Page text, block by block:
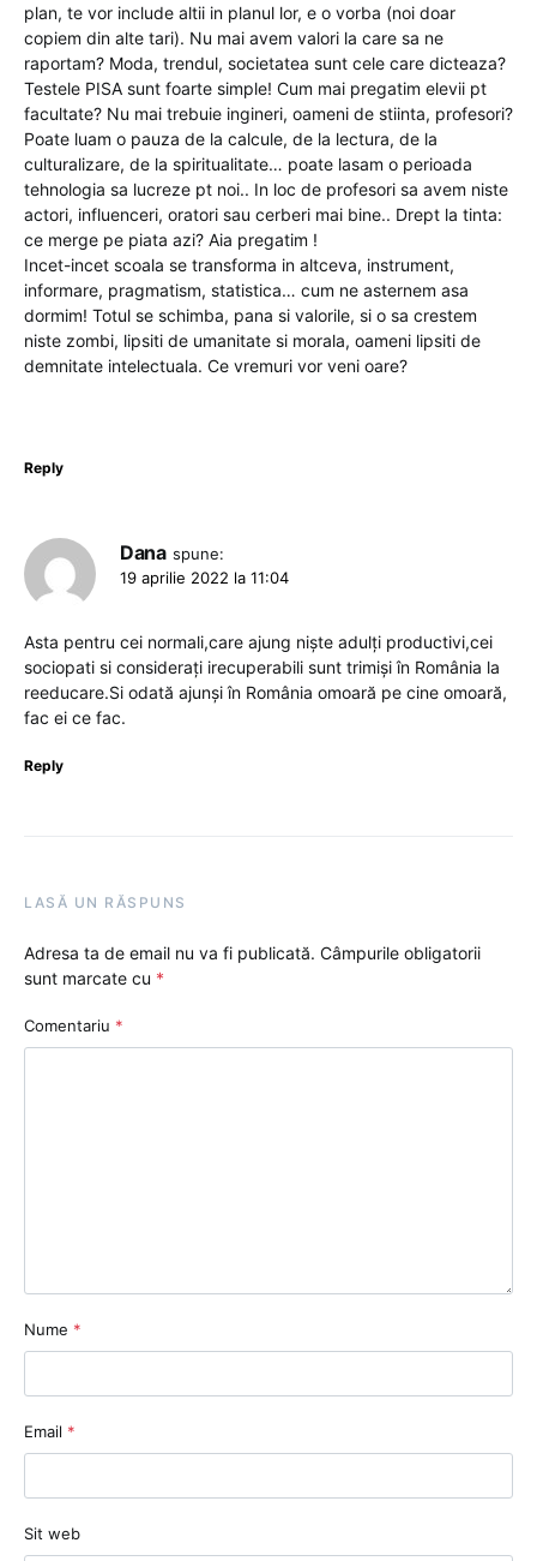
plan, te vor include altii in planul lor, e o vorba (noi doar
copiem din alte tari). Nu mai avem valori la care sa ne
raportam? Moda, trendul, societatea sunt cele care dicteaza?
Testele PISA sunt foarte simple! Cum mai pregatim elevii pt
facultate? Nu mai trebuie ingineri, oameni de stiinta, profesori?
Poate luam o pauza de la calcule, de la lectura, de la
culturalizare, de la spiritualitate… poate lasam o perioada
tehnologia sa lucreze pt noi.. In loc de profesori sa avem niste
actori, influenceri, oratori sau cerberi mai bine.. Drept la tinta:
ce merge pe piata azi? Aia pregatim !
Incet-incet scoala se transforma in altceva, instrument,
informare, pragmatism, statistica… cum ne asternem asa
dormim! Totul se schimba, pana si valorile, si o sa crestem
niste zombi, lipsiti de umanitate si morala, oameni lipsiti de
demnitate intelectuala. Ce vremuri vor veni oare?
Reply
Dana spune:
19 aprilie 2022 la 11:04
Asta pentru cei normali,care ajung niște adulți productivi,cei
sociopati si considerați irecuperabili sunt trimiși în România la
reeducare.Si odată ajunși în România omoară pe cine omoară,
fac ei ce fac.
Reply
LASĂ UN RĂSPUNS
Adresa ta de email nu va fi publicată. Câmpurile obligatorii
sunt marcate cu *
Comentariu *
Nume *
Email *
Sit web